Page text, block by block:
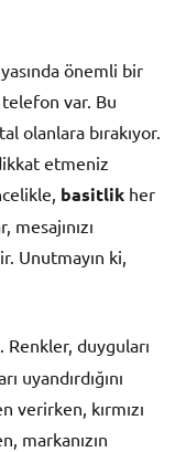
önemli bir
var. Bu
olanlara bırakıyor.
etmeniz
basitlik her
Unutmayın ki,
duyguları
uyandırdığını
verirken, kırmızı
markanızın